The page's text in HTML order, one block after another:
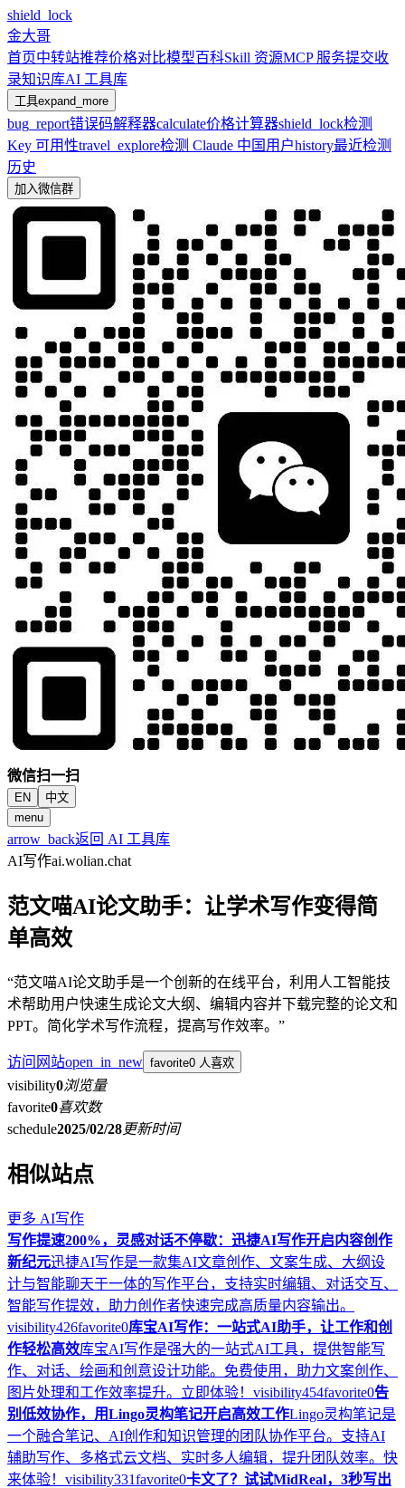
shield_lock
金大哥
首页中转站推荐价格对比模型百科Skill 资源MCP 服务提交收
录知识库AI 工具库
工具expand_more
bug_report错误码解释器calculate价格计算器shield_lock检测
Key 可用性travel_explore检测 Claude 中国用户history最近检测
历史
加入微信群
微信扫一扫
EN
中文
menu
arrow_back返回 AI 工具库
AI写作ai.wolian.chat
范文喵AI论文助手：让学术写作变得简
单高效
“范文喵AI论文助手是一个创新的在线平台，利用人工智能技
术帮助用户快速生成论文大纲、编辑内容并下载完整的论文和
PPT。简化学术写作流程，提高写作效率。”
访问网站open_in_new favorite0 人喜欢
visibility0浏览量
favorite0喜欢数
schedule2025/02/28更新时间
相似站点
更多 AI写作
写作提速200%，灵感对话不停歇：迅捷AI写作开启内容创作
新纪元迅捷AI写作是一款集AI文章创作、文案生成、大纲设
计与智能聊天于一体的写作平台，支持实时编辑、对话交互、
智能写作提效，助力创作者快速完成高质量内容输出。
visibility426favorite0库宝AI写作：一站式AI助手，让工作和创
作轻松高效库宝AI写作是强大的一站式AI工具，提供智能写
作、对话、绘画和创意设计功能。免费使用，助力文案创作、
图片处理和工作效率提升。立即体验！ visibility454favorite0告
别低效协作，用Lingo灵构笔记开启高效工作Lingo灵构笔记是
一个融合笔记、AI创作和知识管理的团队协作平台。支持AI
辅助写作、多格式云文档、实时多人编辑，提升团队效率。快
来体验！ visibility331favorite0卡文了？试试MidReal，3秒写出